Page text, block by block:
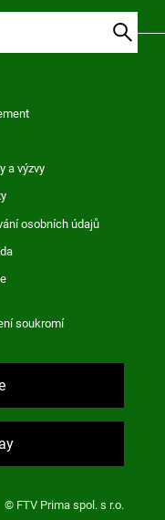
a výzvy
osobních údajů
soukromí
© FTV Prima spol. s r.o.